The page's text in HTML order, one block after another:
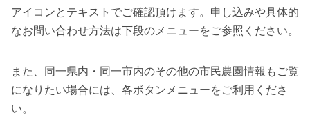
アイコンとテキストでご確認頂けます。申し込みや具体的
なお問い合わせ方法は下段のメニューをご参照ください。
また、同一県内・同一市内のその他の市民農園情報もご覧
になりたい場合には、各ボタンメニューをご利用くださ
い。